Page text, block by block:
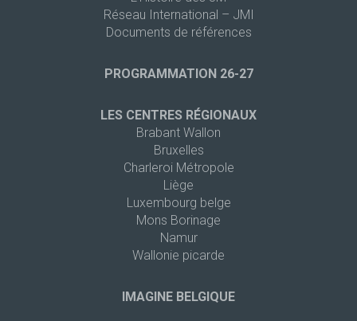
Réseau International – JMI
Documents de références
PROGRAMMATION 26-27
LES CENTRES RÉGIONAUX
Brabant Wallon
Bruxelles
Charleroi Métropole
Liège
Luxembourg belge
Mons Borinage
Namur
Wallonie picarde
IMAGINE BELGIQUE